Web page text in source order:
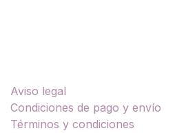
Aviso legal
Condiciones de pago y envío
Términos y condiciones